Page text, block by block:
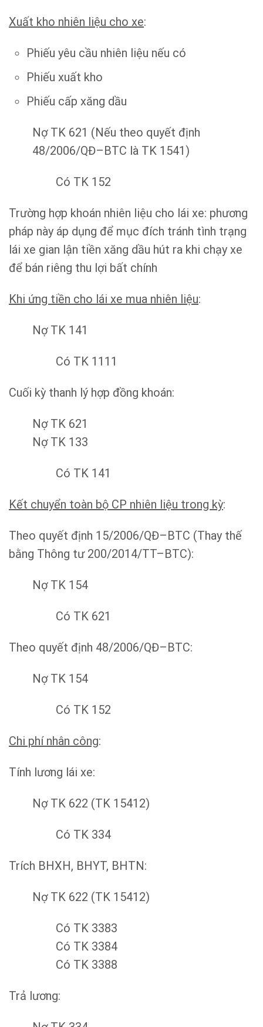
Xuất kho nhiên liệu cho xe:
Phiếu yêu cầu nhiên liệu nếu có
Phiếu xuất kho
Phiếu cấp xăng dầu
Nợ TK 621 (Nếu theo quyết định
48/2006/QĐ–BTC là TK 1541)
Có TK 152
Trường hợp khoán nhiên liệu cho lái xe: phương
pháp này áp dụng để mục đích tránh tình trạng
lái xe gian lận tiền xăng dầu hút ra khi chạy xe
để bán riêng thu lợi bất chính
Khi ứng tiền cho lái xe mua nhiên liệu:
Nợ TK 141
Có TK 1111
Cuối kỳ thanh lý hợp đồng khoán:
Nợ TK 621
Nợ TK 133
Có TK 141
Kết chuyển toàn bộ CP nhiên liệu trong kỳ:
Theo quyết định 15/2006/QĐ–BTC (Thay thế
bằng Thông tư 200/2014/TT–BTC):
Nợ TK 154
Có TK 621
Theo quyết định 48/2006/QĐ–BTC:
Nợ TK 154
Có TK 152
Chi phí nhân công:
Tính lương lái xe:
Nợ TK 622 (TK 15412)
Có TK 334
Trích BHXH, BHYT, BHTN:
Nợ TK 622 (TK 15412)
Có TK 3383
Có TK 3384
Có TK 3388
Trả lương: